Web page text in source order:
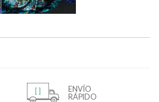
ENVÍO
RÁPIDO